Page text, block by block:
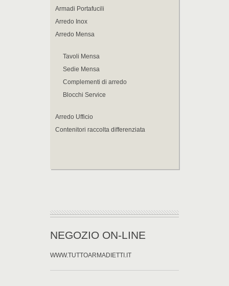
Armadi Portafucili
Arredo Inox
Arredo Mensa
Tavoli Mensa
Sedie Mensa
Complementi di arredo
Blocchi Service
Arredo Ufficio
Contenitori raccolta differenziata
NEGOZIO ON-LINE
WWW.TUTTOARMADIETTI.IT